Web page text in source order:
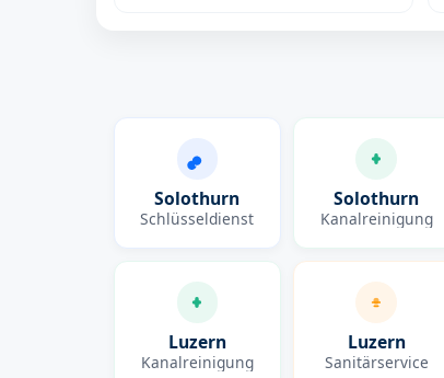
Solothurn
Schlüsseldienst
Solothurn
Kanalreinigung
Luzern
Kanalreinigung
Luzern
Sanitärservice